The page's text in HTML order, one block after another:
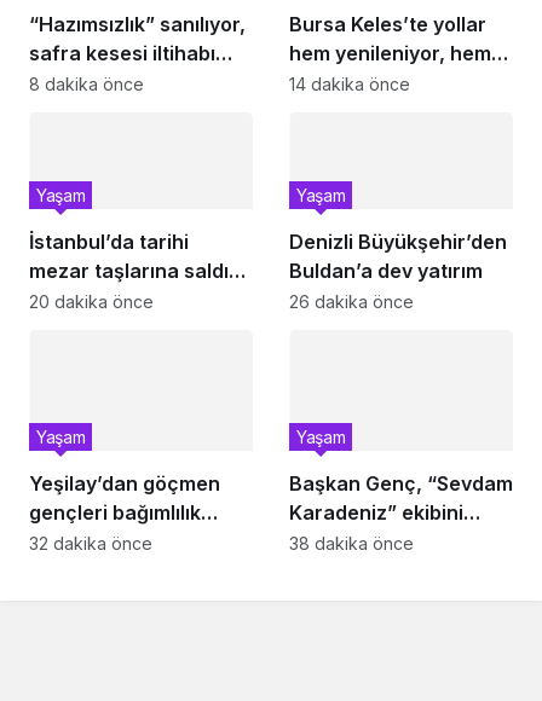
“Hazımsızlık” sanılıyor,
safra kesesi iltihabı
çıkıyor
8 dakika önce
Bursa Keles’te yollar
hem yenileniyor, hem
genişliyor
14 dakika önce
İstanbul’da tarihi
mezar taşlarına saldırı
sonrası restorasyon
Yaşam
20 dakika önce
Denizli Büyükşehir’den
Buldan’a dev yatırım
Yaşam
26 dakika önce
Yeşilay’dan göçmen
gençleri bağımlılık
risklerinden koruyacak
Yaşam
32 dakika önce
Başkan Genç, “Sevdam
Karadeniz” ekibini
ağırladı! Film Festivali
Yaşam
38 dakika önce